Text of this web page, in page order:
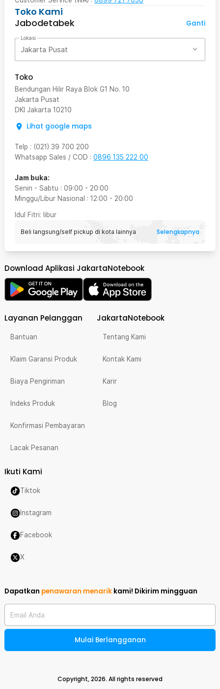
Toko Kami
Jabodetabek
Ganti
Lokasi
Jakarta Pusat
Toko
Bendungan Hilir Raya Blok G1 No. 10
Jakarta Pusat
DKI Jakarta 10210
Lihat google maps
Telp : (021) 39 700 200
Whatsapp Sales / COD : 0896 135 222 00
Jam buka:
Senin - Sabtu : 09:00 - 20:00
Minggu/Libur Nasional : 12:00 - 20:00
Idul Fitri: libur
Beli langsung/self pickup di kota lainnya Selengkapnya
Download Aplikasi JakartaNotebook
Layanan Pelanggan
Bantuan
Klaim Garansi Produk
Biaya Pengiriman
Indeks Produk
Konfirmasi Pembayaran
Lacak Pesanan
JakartaNotebook
Tentang Kami
Kontak Kami
Karir
Blog
Ikuti Kami
Tiktok
Instagram
Facebook
X
Dapatkan penawaran menarik kami! Dikirim mingguan
Email Anda
Mulai Berlangganan
Copyright,2026. All rights reserved